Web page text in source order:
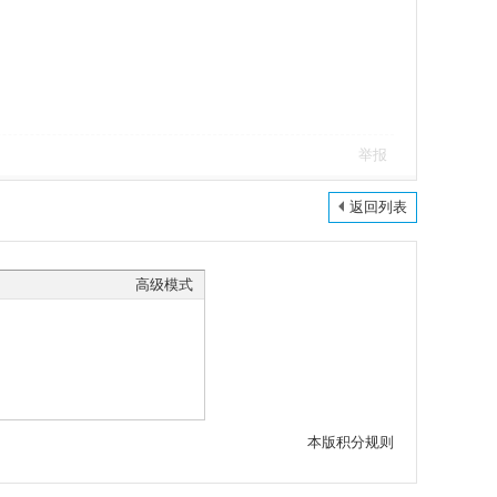
举报
返回列表
高级模式
本版积分规则